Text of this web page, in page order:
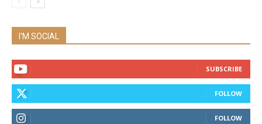
I'M SOCIAL
SUBSCRIBE
FOLLOW
FOLLOW